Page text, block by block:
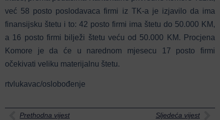
već 58 posto poslodavaca firmi iz TK-a je izjavilo da ima
finansijsku štetu i to: 42 posto firmi ima štetu do 50.000 KM,
a 16 posto firmi bilježi štetu veću od 50.000 KM. Procjena
Komore je da će u narednom mjesecu 17 posto firmi
očekivati veliku materijalnu štetu.
rtvlukavac/oslobođenje
Prethodna vijest Sljedeća vijest